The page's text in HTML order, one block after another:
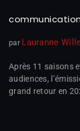
par Lauranne
Après 11 saisons
audiences,
grand retour en